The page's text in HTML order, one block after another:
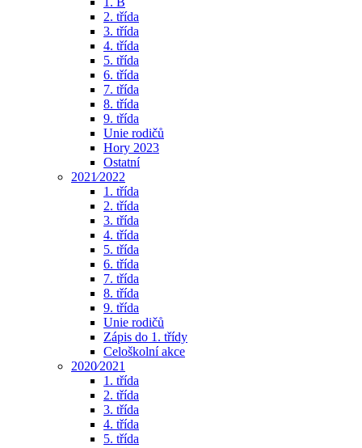
2. třída
3. třída
4. třída
5. třída
6. třída
7. třída
8. třída
9. třída
Unie rodičů
Hory 2023
Ostatní
2021⁄2022
1. třída
2. třída
3. třída
4. třída
5. třída
6. třída
7. třída
8. třída
9. třída
Unie rodičů
Zápis do 1. třídy
Celoškolní akce
2020⁄2021
1. třída
2. třída
3. třída
4. třída
5. třída